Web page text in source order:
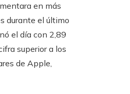
en más
durante el último
el día con 2,89
superior a los
de Apple,